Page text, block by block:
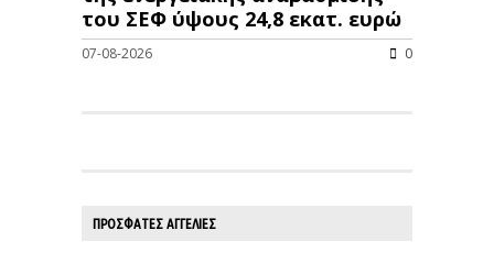
του ΣΕΦ ύψους 24,8 εκατ. ευρώ
07-08-2026 0
ΠΡΟΣΦΑΤΕΣ ΑΓΓΕΛΙΕΣ